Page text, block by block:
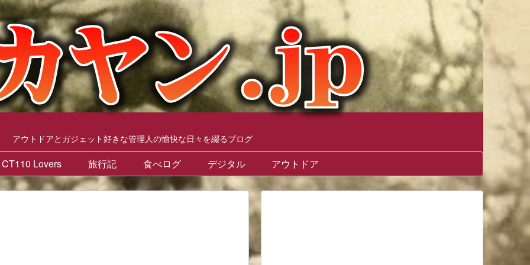
アウトドアとガジェット好きな管理人の愉快な日々を綴るブログ
CT110 Lovers 旅行記 食べログ デジタル アウトドア